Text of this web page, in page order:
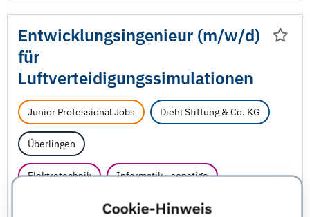
Cookie-Hinweis
Entwicklungsingenieur (m/w/d)
für
Luftverteidigungssimulationen
Junior Professional Jobs Diehl Stiftung & Co. KG
Überlingen
Elektrotechnik Informatik - sonstige
Ingenieurwesen - sonstige